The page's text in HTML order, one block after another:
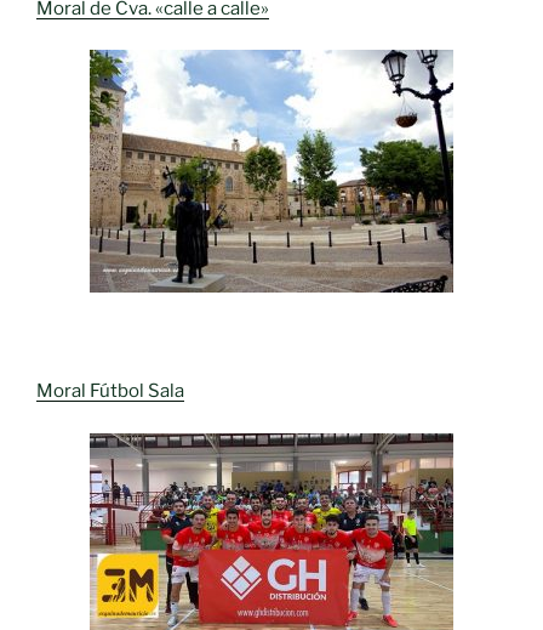
Moral de Cva. «calle a calle»
Moral Fútbol Sala